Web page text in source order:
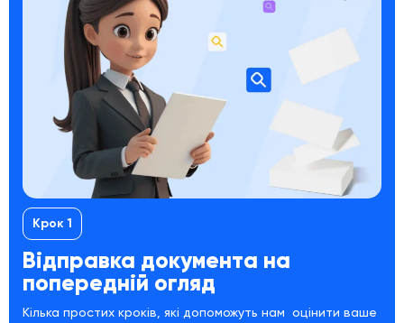
Крок 1
Відправка документа на
попередній огляд
Кілька простих кроків, які допоможуть нам оцінити ваше